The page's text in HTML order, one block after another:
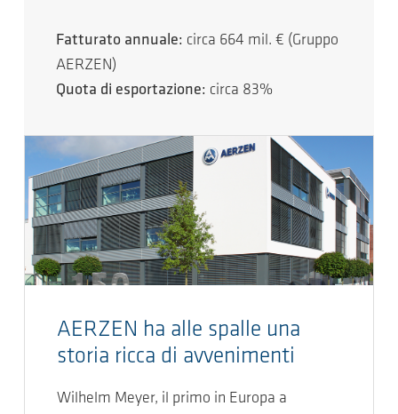
Fatturato annuale: circa 664 mil. € (Gruppo
AERZEN)
Quota di esportazione: circa 83%
AERZEN ha alle spalle una
storia ricca di avvenimenti
Wilhelm Meyer, il primo in Europa a